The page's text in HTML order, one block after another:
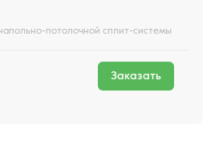
напольно-потолочной сплит-системы
Заказать